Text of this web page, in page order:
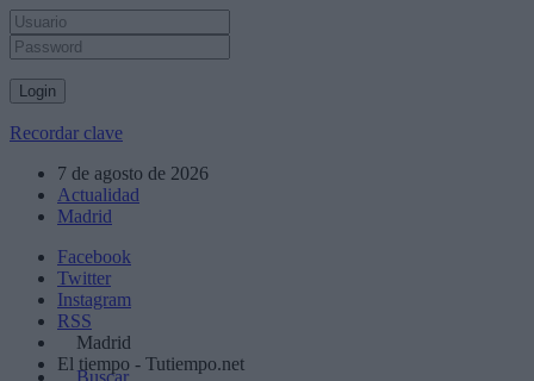
Recordar clave
7 de agosto de 2026
Actualidad
Madrid
Facebook
Twitter
Instagram
RSS
Madrid
El tiempo - Tutiempo.net
Buscar